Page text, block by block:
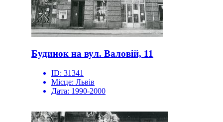
Будинок на вул. Валовій, 11
ID: 31341
Місце: Львів
Дата: 1990-2000